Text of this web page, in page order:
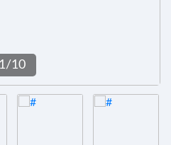
1/10